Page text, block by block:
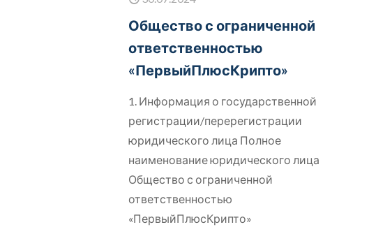
Общество с ограниченной
ответственностью
«ПервыйПлюсКрипто»
1. Информация о государственной
регистрации/перерегистрации
юридического лица Полное
наименование юридического лица
Общество с ограниченной
ответственностью
«ПервыйПлюсКрипто»